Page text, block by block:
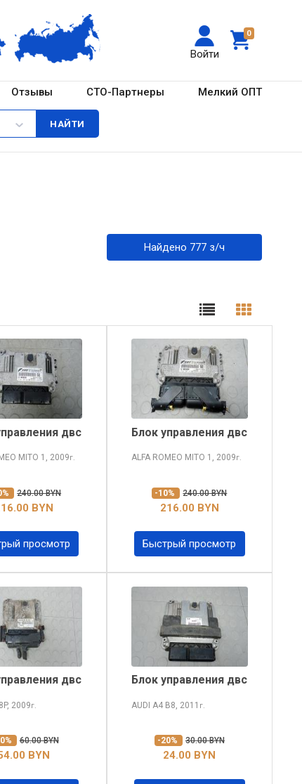
0
Войти
Отзывы СТО-Партнеры Мелкий ОПТ
Найдено 777 з/ч
двс
MITO 1, 2009г.
240.00 BYN
BYN
просмотр
Блок управления двс
ALFA ROMEO MITO 1, 2009г.
-10% 240.00 BYN
216.00 BYN
Быстрый просмотр
двс
8P, 2009г.
60.00 BYN
BYN
Блок управления двс
AUDI A4 B8, 2011 г.
-20% 30.00 BYN
24.00 BYN